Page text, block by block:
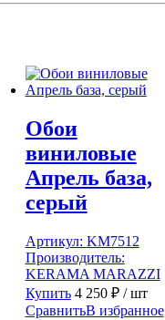
Обои
виниловые
Апрель база,
серый
Артикул: KM7512
Производитель:
KERAMA MARAZZI
Купить 4 250 ₽/ шт
СравнитьВ избранное